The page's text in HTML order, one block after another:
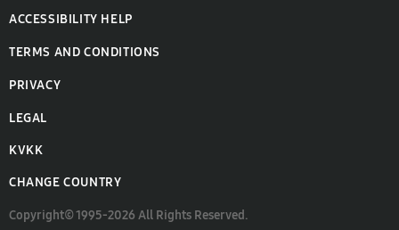
ACCESSIBILITY HELP
TERMS AND CONDITIONS
PRIVACY
LEGAL
KVKK
CHANGE COUNTRY
Copyright© 1995-2026 All Rights Reserved.